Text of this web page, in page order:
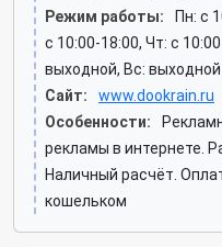
Режим работы:
Пн: c
c 10:00-18:00, Чт: c
выходной, Вс: выходной
Сайт:
www.dookrain.ru
Особенности:
рекламы в интернете.
Наличный расчёт.
кошельком